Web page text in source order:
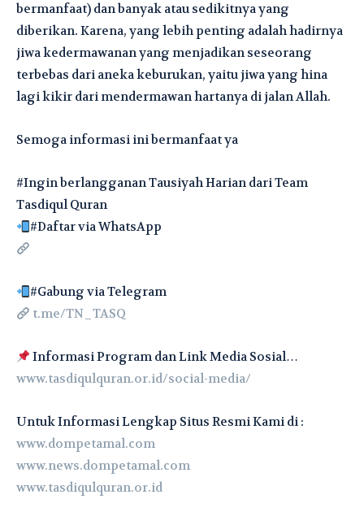
bermanfaat) dan banyak atau sedikitnya yang
diberikan. Karena, yang lebih penting adalah hadirnya
jiwa kedermawanan yang menjadikan seseorang
terbebas dari aneka keburukan, yaitu jiwa yang hina
lagi kikir dari mendermawan hartanya di jalan Allah.
Semoga informasi ini bermanfaat ya
#Ingin berlangganan Tausiyah Harian dari Team
Tasdiqul Quran
#Daftar via WhatsApp
#Gabung via Telegram
t.me/TN_TASQ
Informasi Program dan Link Media Sosial…
www.tasdiqulquran.or.id/social-media/
Untuk Informasi Lengkap Situs Resmi Kami di :
www.dompetamal.com
www.news.dompetamal.com
www.tasdiqulquran.or.id